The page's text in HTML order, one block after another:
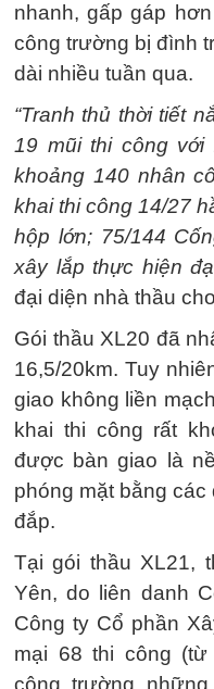
nhanh, gấp gáp
công trường bị đình
dài nhiều tuần qua.
“Tranh thủ thời tiết
19 mũi thi công với
khoảng 140 nhân
khai thi công 14/27
hộp lớn; 75/144
xây lắp thực hiện
đại diện nhà thầu
Gói thầu XL20 đã
16,5/20km. Tuy
giao không liền
khai thi công rất
được bàn giao là
phóng mặt bằng các
đắp.
Tại gói thầu XL21,
Yên, do liên danh
Công ty Cổ phần
mại 68 thi công (từ
công trường